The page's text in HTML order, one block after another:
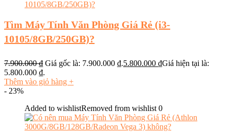
Tìm Máy Tính Văn Phòng Giá Rẻ (i3-
10105/8GB/250GB)?
7.900.000₫ Giá gốc là: 7.900.000 ₫.5.800.000 ₫Giá hiện tại là:
5.800.000 ₫.
Thêm vào giỏ hàng +
- 23%
Added to wishlistRemoved from wishlist 0